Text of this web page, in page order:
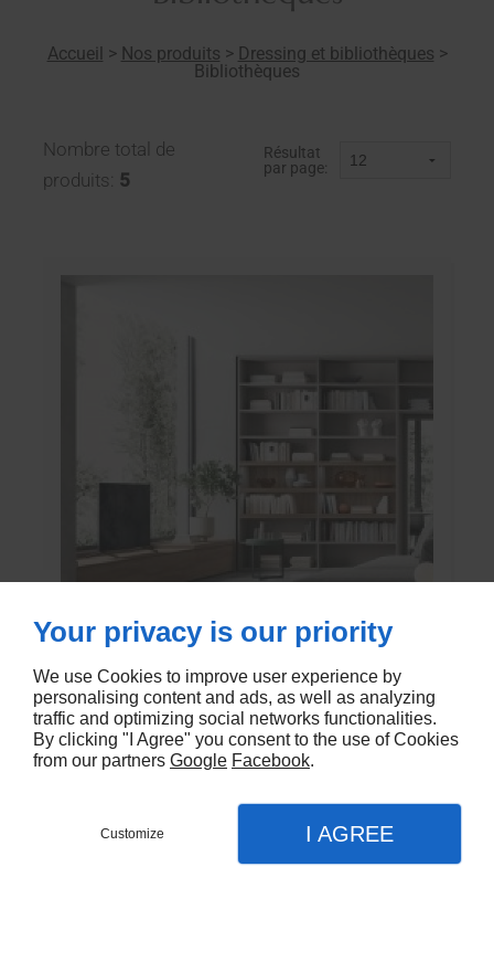
Accueil > Nos produits > Dressing et bibliothèques >
Bibliothèques
Nombre total de
produits: 5
Résultat
par page:
Bibliothèque sur mesure
Atlante est le choix idéal pour les murs
multifonctionnels qui s'intègrent à
solutions intelligentes telles que l'étagère qui
coulisse le long de la bibliothèque et devient
un plateau confortable pour le bureau à
Your privacy is our priority
We use Cookies to improve user experience by
personalising content and ads, as well as analyzing
traffic and optimizing social networks functionalities.
By clicking "I Agree" you consent to the use of Cookies
from our partners Google Facebook.
Customize I AGREE